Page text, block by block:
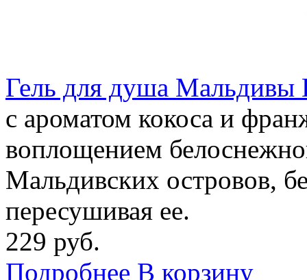
Гель для душа Мальдивы
с ароматом кокоса и
воплощением
Мальдивских островов,
пересушивая ее.
229 руб.
Подробнее В корзину